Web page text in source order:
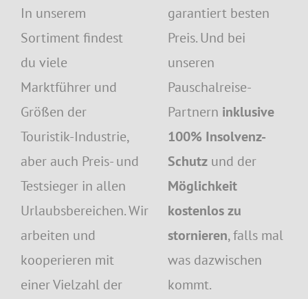
In unserem
Sortiment findest
du viele
Marktführer und
Größen der
Touristik-Industrie,
aber auch Preis- und
Testsieger in allen
Urlaubsbereichen. Wir
arbeiten und
kooperieren mit
einer Vielzahl der
garantiert besten
Preis. Und bei
unseren
Pauschalreise-
Partnern inklusive
100% Insolvenz-
Schutz und der
Möglichkeit
kostenlos zu
stornieren, falls mal
was dazwischen
kommt.